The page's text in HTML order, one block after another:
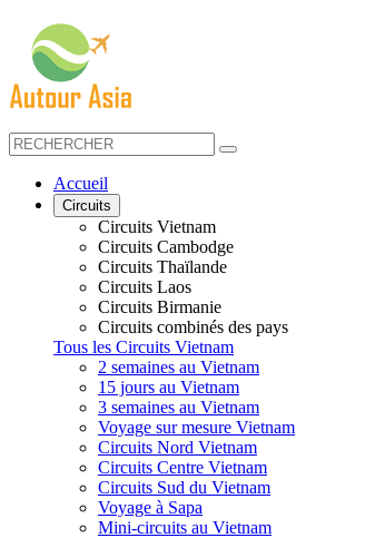
Accueil
Circuits
Circuits Vietnam
Circuits Cambodge
Circuits Thaïlande
Circuits Laos
Circuits Birmanie
Circuits combinés des pays
Tous les Circuits Vietnam
2 semaines au Vietnam
15 jours au Vietnam
3 semaines au Vietnam
Voyage sur mesure Vietnam
Circuits Nord Vietnam
Circuits Centre Vietnam
Circuits Sud du Vietnam
Voyage à Sapa
Mini-circuits au Vietnam